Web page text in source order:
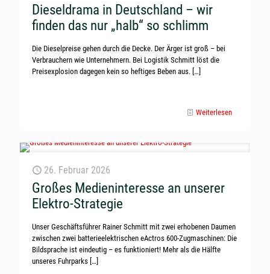
Dieseldrama in Deutschland – wir
finden das nur „halb“ so schlimm
Die Dieselpreise gehen durch die Decke. Der Ärger ist groß – bei
Verbrauchern wie Unternehmern. Bei Logistik Schmitt löst die
Preisexplosion dagegen kein so heftiges Beben aus. […]
Weiterlesen
26. Februar 2026
Großes Medieninteresse an unserer
Elektro-Strategie
Unser Geschäftsführer Rainer Schmitt mit zwei erhobenen Daumen
zwischen zwei batterieelektrischen eActros 600-Zugmaschinen: Die
Bildsprache ist eindeutig – es funktioniert! Mehr als die Hälfte
unseres Fuhrparks […]